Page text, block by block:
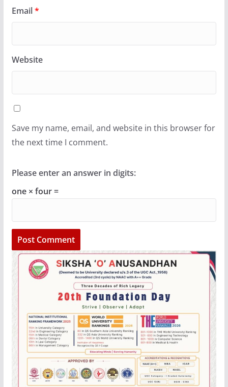
Email*
Website
Save my name, email, and website in this browser for
the next time I comment.
Please enter an answer in digits:
one × four =